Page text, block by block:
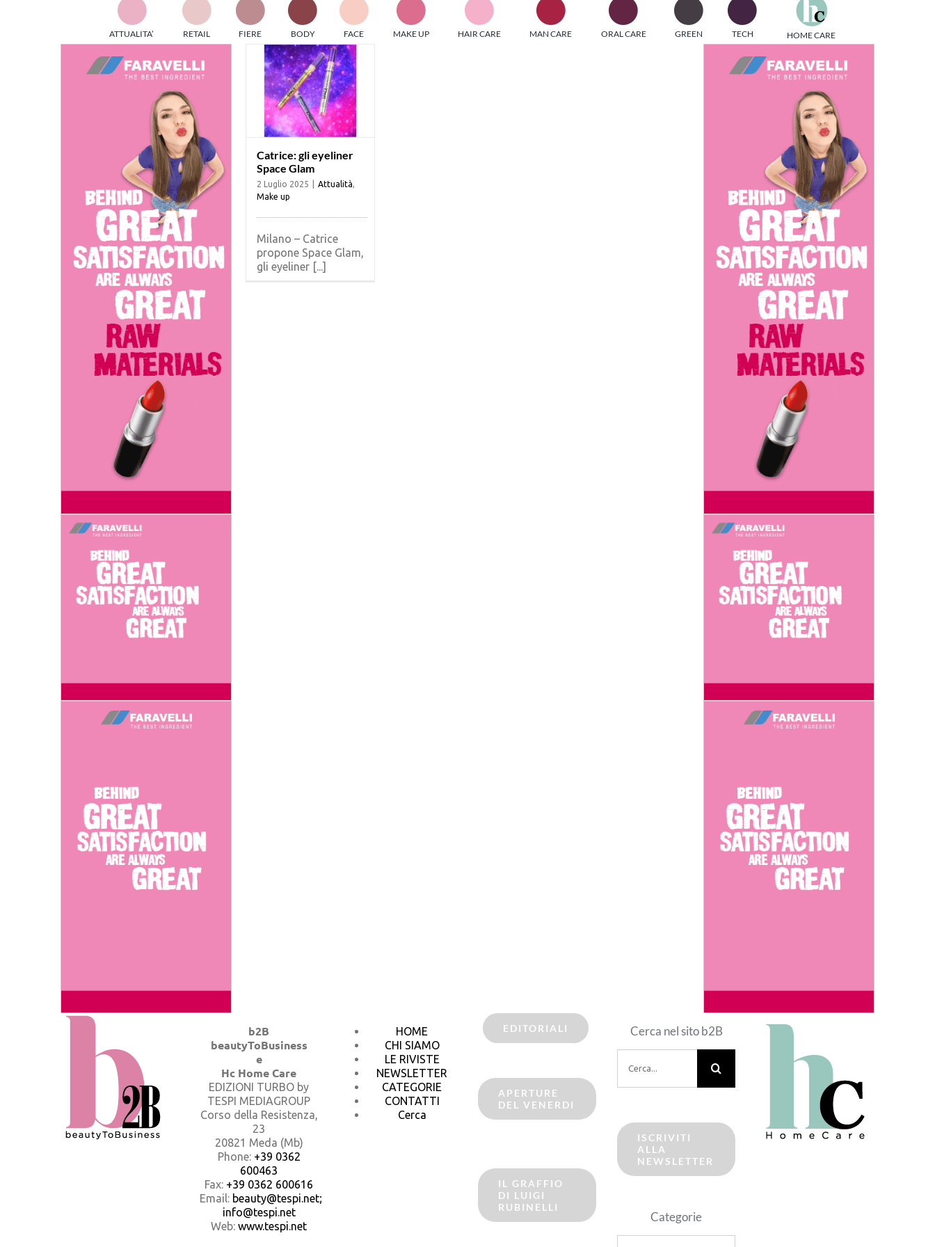
TESPI MEDIAGROUP racchiude un pool di società di comunicazione
ed editrici specializzate nell’informazione b2b. Edizioni Turbo, in
particolare, attraverso numerose riviste verticali, fornisce strumenti di
informazione che coinvolgono gli attori nei settori beauty, food,
technology, entertainment e sport.
Stay tuned!
ATTUALITA’ RETAIL FIERE BODY FACE MAKE UP HAIR CARE MAN CARE ORAL CARE GREEN TECH HOME CARE
Catrice: gli eyeliner
Space Glam
Catrice: gli eyeliner
Space Glam
2 Luglio 2025 Attualità
Make up
Milano – Catrice
propone Space Glam,
gli eyeliner [...]
b2B
beautyToBusiness
e
Hc Home Care
EDIZIONI TURBO by
TESPI MEDIAGROUP
Corso della Resistenza,
23
20821 Meda (Mb)
Phone: +39 0362
600463
Fax: +39 0362 600616
Email: beauty@tespi.net;
info@tespi.net
Web: www.tespi.net
HOME
CHI SIAMO
LE RIVISTE
NEWSLETTER
CATEGORIE
CONTATTI
Cerca
EDITORIALI
APERTURE
DEL VENERDI
IL GRAFFIO
DI LUIGI
RUBINELLI
Cerca nel sito b2B
per:
ISCRIVITI
ALLA
NEWSLETTER
Categorie